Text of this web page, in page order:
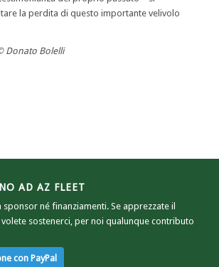
la perdita di questo importante velivolo
Donato Bolelli
AD AZ FLEET
né finanziamenti. Se apprezzate il
sostenerci, per noi qualunque contributo